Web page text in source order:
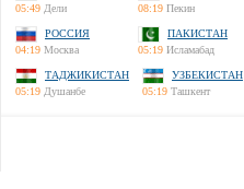
05:49 Дели
08:19 Пекин
РОССИЯ
04:19 Москва
ПАКИСТАН
05:19 Исламабад
ТАДЖИКИСТАН
05:19 Душанбе
УЗБЕКИСТАН
05:19 Ташкент